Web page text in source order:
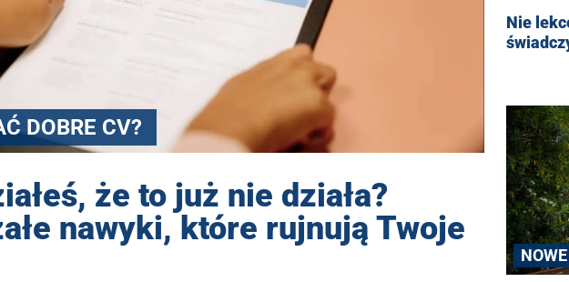
DOBRE CV?
że to już nie działa?
nawyki, które rujnują Twoje
Nie